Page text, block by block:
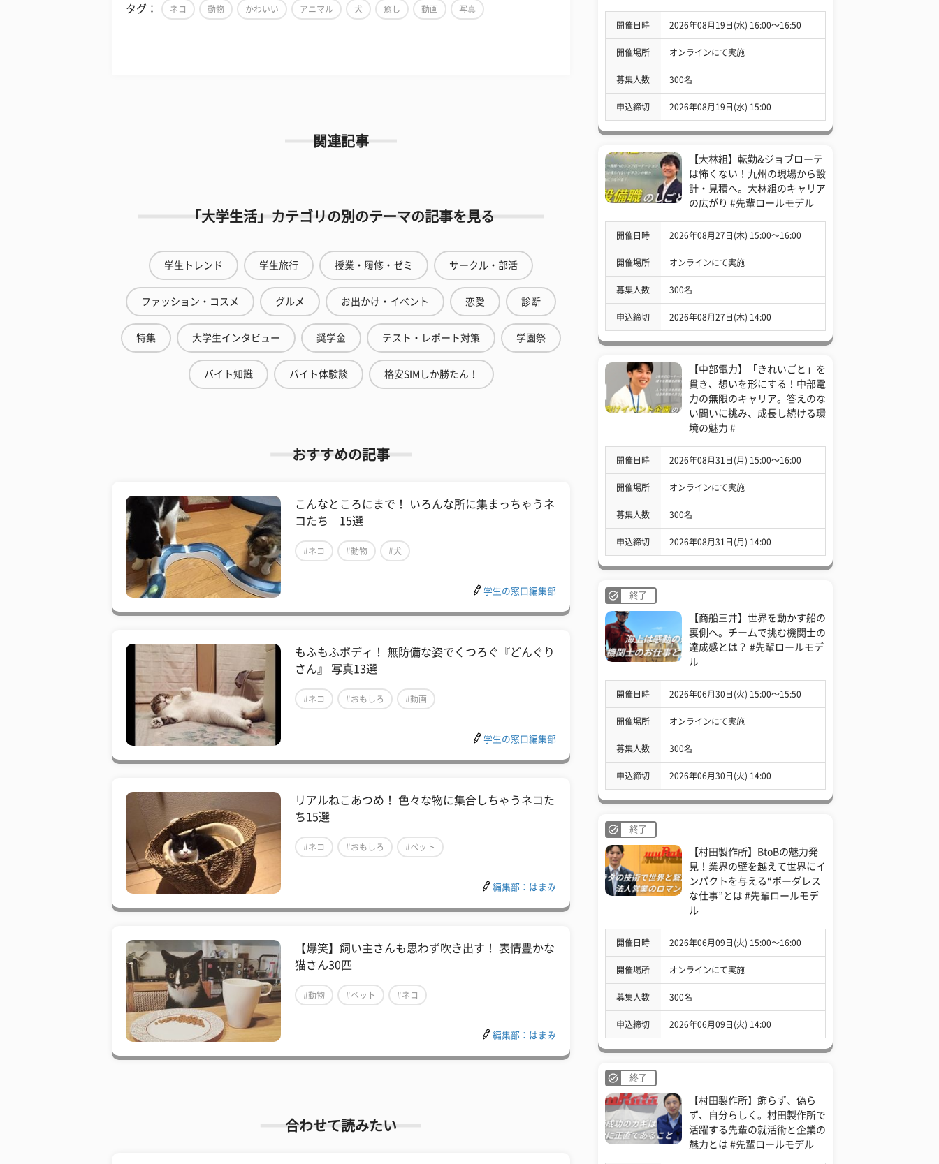
タグ： ネコ 動物 かわいい アニマル 犬 癒し 動画 写真
関連記事
「大学生活」カテゴリの別のテーマの記事を見る
学生トレンド 学生旅行 授業・履修・ゼミ サークル・部活
ファッション・コスメ グルメ お出かけ・イベント 恋愛 診断
特集 大学生インタビュー 奨学金 テスト・レポート対策 学園祭
バイト知識 バイト体験談 格安SIMしか勝たん！
おすすめの記事
こんなところにまで！ いろんな所に集まっちゃうネ
コたち 15選
#ネコ #動物 #犬
学生の窓口編集部
もふもふボディ！ 無防備な姿でくつろぐ『どんぐり
さん』 写真13選
#ネコ #おもしろ #動画
学生の窓口編集部
リアルねこあつめ！ 色々な物に集合しちゃうネコた
ち15選
#ネコ #おもしろ #ペット
編集部：はまみ
【爆笑】飼い主さんも思わず吹き出す！ 表情豊かな
猫さん30匹
#動物 #ペット #ネコ
編集部：はまみ
合わせて読みたい
開催日時 2026年08月19日(水) 16:00〜16:50
開催場所 オンラインにて実施
募集人数 300名
申込締切 2026年08月19日(水) 15:00
【大林組】転勤&ジョブローテ
は怖くない！九州の現場から設
計・見積へ。大林組のキャリア
の広がり #先輩ロールモデル
開催日時 2026年08月27日(木) 15:00〜16:00
開催場所 オンラインにて実施
募集人数 300名
申込締切 2026年08月27日(木) 14:00
【中部電力】「きれいごと」を
貫き、想いを形にする！中部電
力の無限のキャリア。答えのな
い問いに挑み、成長し続ける環
境の魅力 #
開催日時 2026年08月31日(月) 15:00〜16:00
開催場所 オンラインにて実施
募集人数 300名
申込締切 2026年08月31日(月) 14:00
終了
【商船三井】世界を動かす船の
裏側へ。チームで挑む機関士の
達成感とは？ #先輩ロールモデ
ル
開催日時 2026年06月30日(火) 15:00〜15:50
開催場所 オンラインにて実施
募集人数 300名
申込締切 2026年06月30日(火) 14:00
終了
【村田製作所】BtoBの魅力発
見！業界の壁を越えて世界にイ
ンパクトを与える“ボーダレス
な仕事”とは #先輩ロールモデ
ル
開催日時 2026年06月09日(火) 15:00〜16:00
開催場所 オンラインにて実施
募集人数 300名
申込締切 2026年06月09日(火) 14:00
終了
【村田製作所】飾らず、偽ら
ず、自分らしく。村田製作所で
活躍する先輩の就活術と企業の
魅力とは #先輩ロールモデル